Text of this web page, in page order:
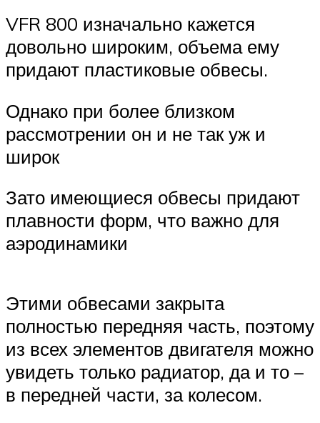
VFR 800 изначально кажется
довольно широким, объема ему
придают пластиковые обвесы.
Однако при более близком
рассмотрении он и не так уж и
широк
Зато имеющиеся обвесы придают
плавности форм, что важно для
аэродинамики
Этими обвесами закрыта
полностью передняя часть, поэтому
из всех элементов двигателя можно
увидеть только радиатор, да и то –
в передней части, за колесом.